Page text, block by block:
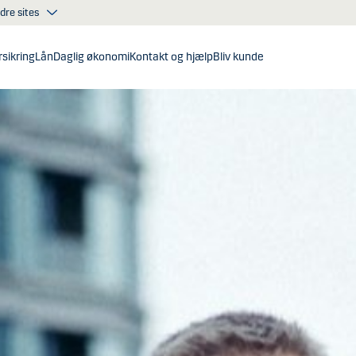
sites
LånDaglig økonomiKontakt og hjælpBliv kunde